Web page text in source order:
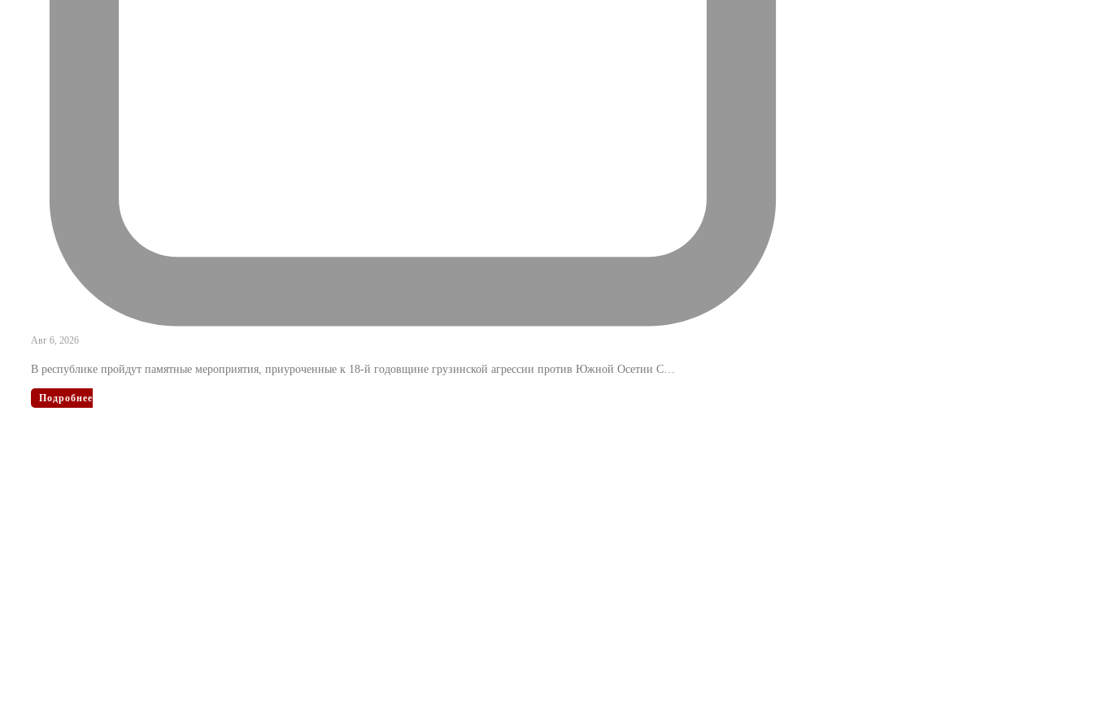
Авг 6, 2026
В республике пройдут памятные мероприятия, приуроченные к 18-й годовщине грузинской агрессии против Южной Осетии С…
Подробнее